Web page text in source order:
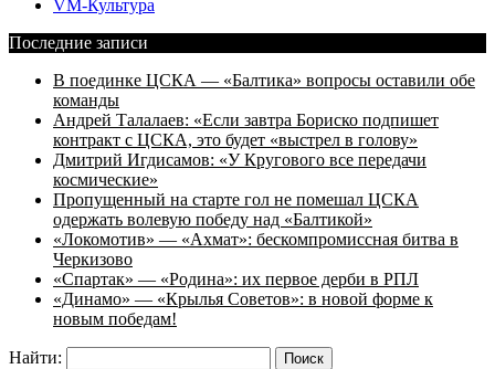
VM-Культура
Последние записи
В поединке ЦСКА — «Балтика» вопросы оставили обе
команды
Андрей Талалаев: «Если завтра Бориско подпишет
контракт с ЦСКА, это будет «выстрел в голову»
Дмитрий Игдисамов: «У Кругового все передачи
космические»
Пропущенный на старте гол не помешал ЦСКА
одержать волевую победу над «Балтикой»
«Локомотив» — «Ахмат»: бескомпромиссная битва в
Черкизово
«Спартак» — «Родина»: их первое дерби в РПЛ
«Динамо» — «Крылья Советов»: в новой форме к
новым победам!
Найти: